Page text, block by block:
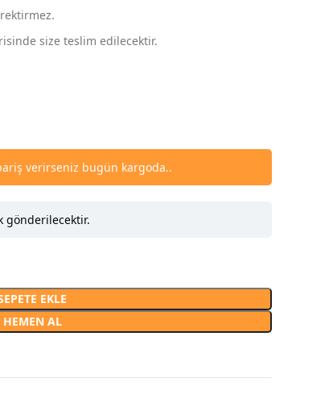
size teslim edilecektir.
verirseniz bugün kargoda..
gönderilecektir.
EKLE
HEMEN AL